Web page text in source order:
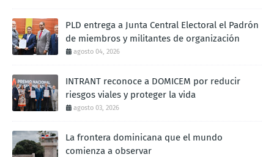
PLD entrega a Junta Central Electoral el Padrón
de miembros y militantes de organización
agosto 04, 2026
INTRANT reconoce a DOMICEM por reducir
riesgos viales y proteger la vida
agosto 03, 2026
La frontera dominicana que el mundo
comienza a observar